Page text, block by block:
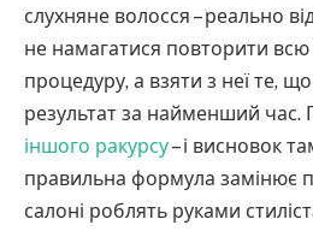
слухняне волосся – реально
не намагатися повторити всю
процедуру, а взяти з неї те,
результат за найменший час.
іншого ракурсу– і висновок
правильна формула замінює
салоні роблять руками